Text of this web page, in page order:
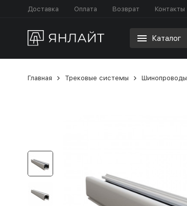
Доставка Оплата Возврат Контакты
Каталог
Главная Трековые системы Шинопроводы